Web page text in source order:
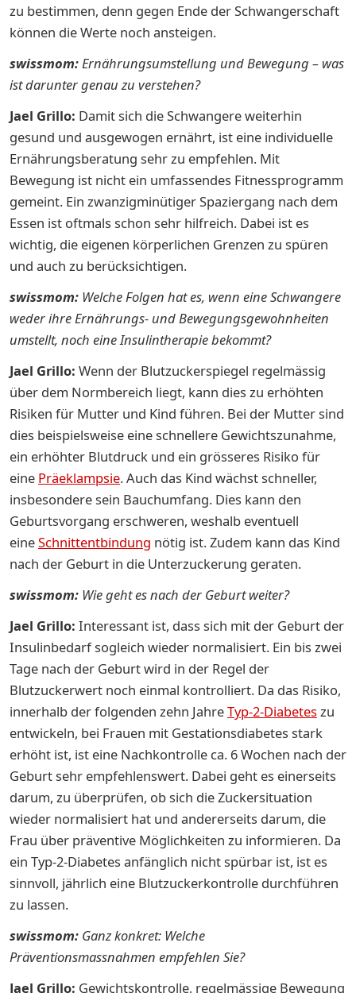
zu bestimmen, denn gegen Ende der Schwangerschaft
können die Werte noch ansteigen.
swissmom:Ernährungsumstellung und Bewegung – was
ist darunter genau zu verstehen?
Jael Grillo: Damit sich die Schwangere weiterhin
gesund und ausgewogen ernährt, ist eine individuelle
Ernährungsberatung sehr zu empfehlen. Mit
Bewegung ist nicht ein umfassendes Fitnessprogramm
gemeint. Ein zwanzigminütiger Spaziergang nach dem
Essen ist oftmals schon sehr hilfreich. Dabei ist es
wichtig, die eigenen körperlichen Grenzen zu spüren
und auch zu berücksichtigen.
swissmom: Welche Folgen hat es, wenn eine Schwangere
weder ihre Ernährungs- und Bewegungsgewohnheiten
umstellt, noch eine Insulintherapie bekommt?
Jael Grillo: Wenn der Blutzuckerspiegel regelmässig
über dem Normbereich liegt, kann dies zu erhöhten
Risiken für Mutter und Kind führen. Bei der Mutter sind
dies beispielsweise eine schnellere Gewichtszunahme,
ein erhöhter Blutdruck und ein grösseres Risiko für
eine Präeklampsie. Auch das Kind wächst schneller,
insbesondere sein Bauchumfang. Dies kann den
Geburtsvorgang erschweren, weshalb eventuell
eineSchnittentbindung nötig ist. Zudem kann das Kind
nach der Geburt in die Unterzuckerung geraten.
swissmom: Wie geht es nach der Geburt weiter?
Jael Grillo: Interessant ist, dass sich mit der Geburt der
Insulinbedarf sogleich wieder normalisiert. Ein bis zwei
Tage nach der Geburt wird in der Regel der
Blutzuckerwert noch einmal kontrolliert. Da das Risiko,
innerhalb der folgenden zehn JahreTyp-2-Diabeteszu
entwickeln, bei Frauen mit Gestationsdiabetes stark
erhöht ist, ist eine Nachkontrolle ca. 6 Wochen nach der
Geburt sehr empfehlenswert. Dabei geht es einerseits
darum, zu überprüfen, ob sich die Zuckersituation
wieder normalisiert hat und andererseits darum, die
Frau über präventive Möglichkeiten zu informieren. Da
ein Typ-2-Diabetes anfänglich nicht spürbar ist, ist es
sinnvoll, jährlich eine Blutzuckerkontrolle durchführen
zu lassen.
swissmom: Ganz konkret: Welche
Präventionsmassnahmen empfehlen Sie?
Jael Grillo: Gewichtskontrolle, regelmässige Bewegung